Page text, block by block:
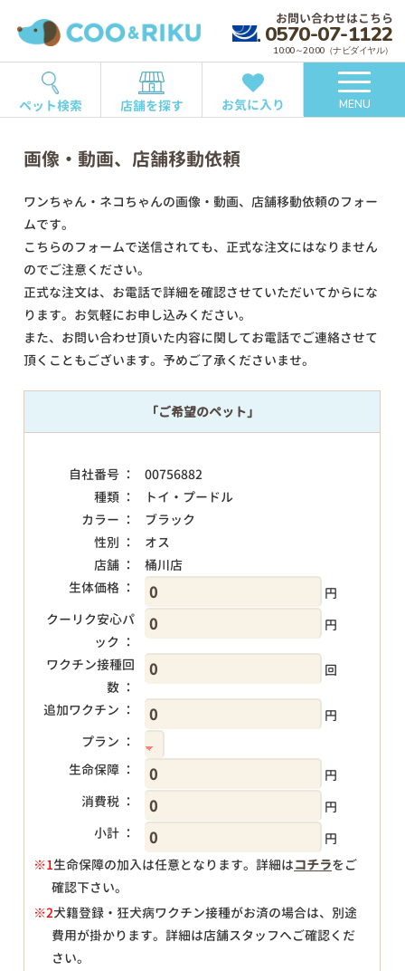
お問い合わせはこちら
0570-07-1122
10:00～20:00（ナビダイヤル）
ペット検索 店舗を探す お気に入り MENU
画像・動画、店舗移動依頼
ワンちゃん・ネコちゃんの画像・動画、店舗移動依頼のフォー
ムです。
こちらのフォームで送信されても、正式な注文にはなりません
のでご注意ください。
正式な注文は、お電話で詳細を確認させていただいてからにな
ります。お気軽にお申し込みください。
また、お問い合わせ頂いた内容に関してお電話でご連絡させて
頂くこともございます。予めご了承くださいませ。
「ご希望のペット」
自社番号 ：
00756882
種類 ：
トイ・プードル
カラー ：
ブラック
性別 ：
オス
店舗 ：
桶川店
生体価格 ：
円
クーリク安心パ
ック ：
円
ワクチン接種回
数 ：
回
追加ワクチン ：
円
プラン ：
生命保障 ：
円
消費税 ：
円
小計 ：
円
※1生命保障の加入は任意となります。詳細はコチラをご
確認下さい。
※2犬籍登録・狂犬病ワクチン接種がお済の場合は、別途
費用が掛かります。詳細は店舗スタッフへご確認くだ
さい。